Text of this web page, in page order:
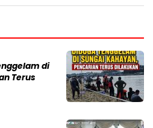
di
Terus